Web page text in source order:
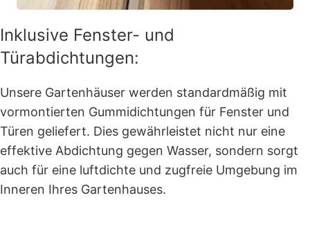
Inklusive Fenster- und
Türabdichtungen:
Unsere Gartenhäuser werden standardmäßig mit
vormontierten Gummidichtungen für Fenster und
Türen geliefert. Dies gewährleistet nicht nur eine
effektive Abdichtung gegen Wasser, sondern sorgt
auch für eine luftdichte und zugfreie Umgebung im
Inneren Ihres Gartenhauses.